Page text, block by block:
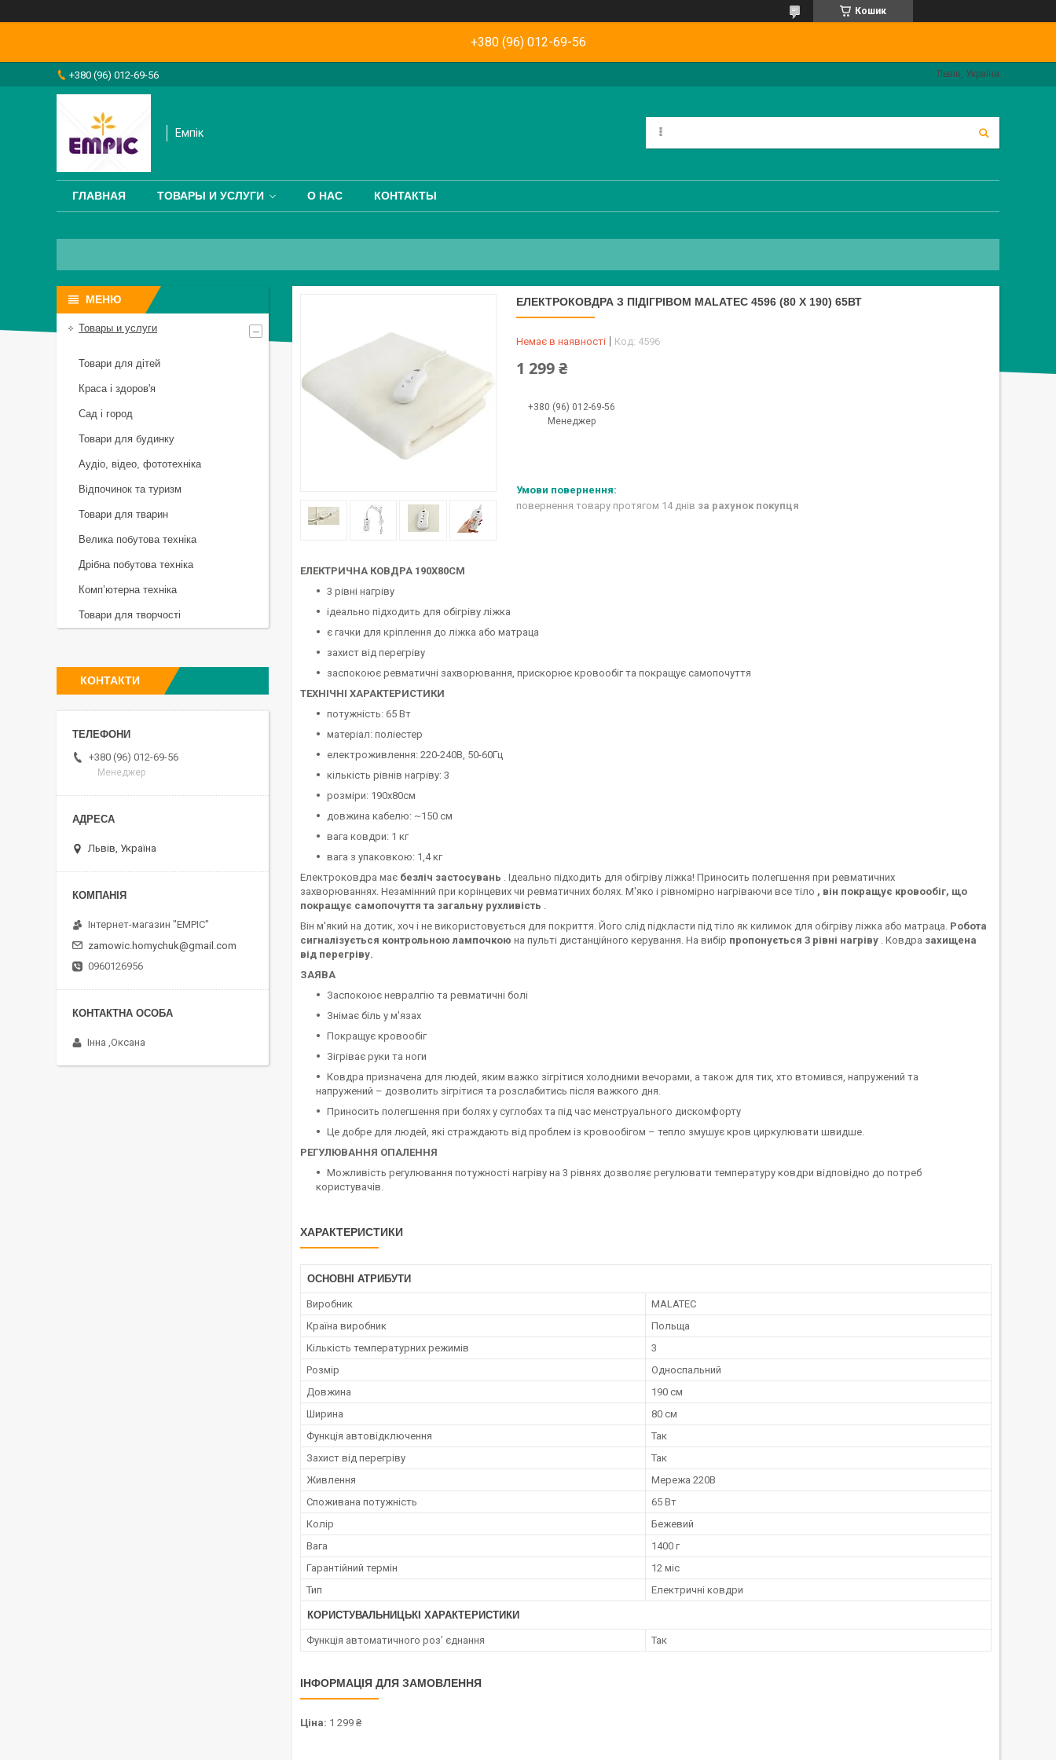
Кошик
+380 (96) 012-69-56
+380 (96) 012-69-56 Львів, Україна
Емпік
ГЛАВНАЯ ТОВАРЫ И УСЛУГИ О НАС КОНТАКТЫ
ЕЛЕКТРОКОВДРА З ПІДІГРІВОМ MALATEC 4596 (80 Х 190) 65ВТ
Немає в наявності Код: 4596
1 299 ₴
+380 (96) 012-69-56
Менеджер
повернення товару протягом 14 днів за рахунок покупця
ЕЛЕКТРИЧНА КОВДРА 190X80CM
3 рівні нагріву
ідеально підходить для обігріву ліжка
є гачки для кріплення до ліжка або матраца
захист від перегріву
заспокоює ревматичні захворювання, прискорює кровообіг та покращує самопочуття
ТЕХНІЧНІ ХАРАКТЕРИСТИКИ
потужність: 65 Вт
матеріал: поліестер
електроживлення: 220-240В, 50-60Гц
кількість рівнів нагріву: 3
розміри: 190x80см
довжина кабелю: ~150 см
вага ковдри: 1 кг
вага з упаковкою: 1,4 кг
Електроковдра має безліч застосувань . Ідеально підходить для обігріву ліжка! Приносить полегшення при ревматичних
захворюваннях. Незамінний при корінцевих чи ревматичних болях. М'яко і рівномірно нагріваючи все тіло , він покращує кровообіг, що
покращує самопочуття та загальну рухливість .
Він м'який на дотик, хоч і не використовується для покриття. Його слід підкласти під тіло як килимок для обігріву ліжка або матраца. Робота
сигналізується контрольною лампочкою на пульті дистанційного керування. На вибір пропонується 3 рівні нагріву . Ковдра захищена
від перегріву.
ЗАЯВА
Заспокоює невралгію та ревматичні болі
Знімає біль у м'язах
Покращує кровообіг
Зігріває руки та ноги
Ковдра призначена для людей, яким важко зігрітися холодними вечорами, а також для тих, хто втомився, напружений та
напружений – дозволить зігрітися та розслабитись після важкого дня.
Приносить полегшення при болях у суглобах та під час менструального дискомфорту
Це добре для людей, які страждають від проблем із кровообігом – тепло змушує кров циркулювати швидше.
РЕГУЛЮВАННЯ ОПАЛЕННЯ
Можливість регулювання потужності нагріву на 3 рівнях дозволяє регулювати температуру ковдри відповідно до потреб
користувачів.
ХАРАКТЕРИСТИКИ
ОСНОВНІ АТРИБУТИ
Виробник
MALATEC
Країна виробник
Польща
Кількість температурних режимів
3
Розмір
Односпальний
Довжина
190 см
Ширина
80 см
Функція автовідключення
Так
Захист від перегріву
Так
Живлення
Мережа 220В
Споживана потужність
65 Вт
Колір
Бежевий
Вага
1400 г
Гарантійний термін
12 міс
Тип
Електричні ковдри
КОРИСТУВАЛЬНИЦЬКІ ХАРАКТЕРИСТИКИ
Функція автоматичного роз’ єднання Так
ІНФОРМАЦІЯ ДЛЯ ЗАМОВЛЕННЯ
Ціна: 1 299 ₴
Товары и услуги
Товари для дітей
Краса і здоров'я
Сад і город
Товари для будинку
Аудіо, відео, фототехніка
Відпочинок та туризм
Товари для тварин
Велика побутова техніка
Дрібна побутова техніка
Комп’ютерна техніка
Товари для творчості
КОНТАКТИ
+380 (96) 012-69-56
Менеджер
Львів, Україна
Інтернет-магазин "EMPIC"
zamowic.homychuk@gmail.com
0960126956
Інна ,Оксана